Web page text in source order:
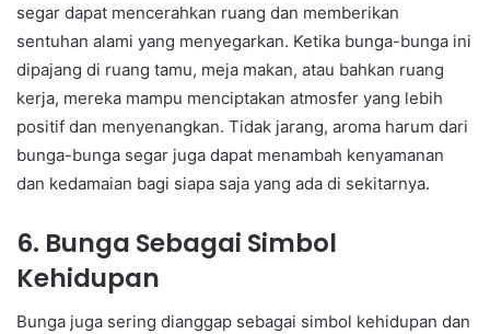
segar dapat mencerahkan ruang dan memberikan
sentuhan alami yang menyegarkan. Ketika bunga-bunga ini
dipajang di ruang tamu, meja makan, atau bahkan ruang
kerja, mereka mampu menciptakan atmosfer yang lebih
positif dan menyenangkan. Tidak jarang, aroma harum dari
bunga-bunga segar juga dapat menambah kenyamanan
dan kedamaian bagi siapa saja yang ada di sekitarnya.
6. Bunga Sebagai Simbol
Kehidupan
Bunga juga sering dianggap sebagai simbol kehidupan dan